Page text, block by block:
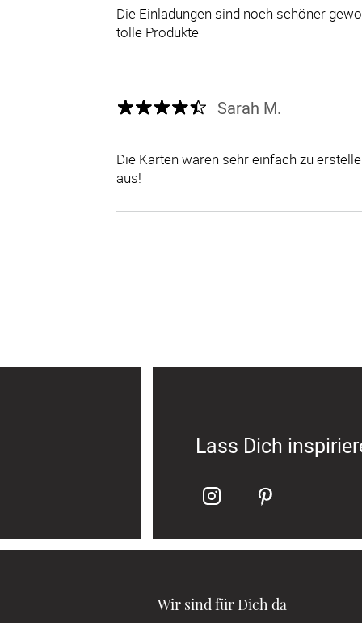
Die Einladungen sind noch schöner
tolle Produkte
Sarah M.
Die Karten waren sehr einfach zu
aus!
Lass Dich
Wir sind für Dich da